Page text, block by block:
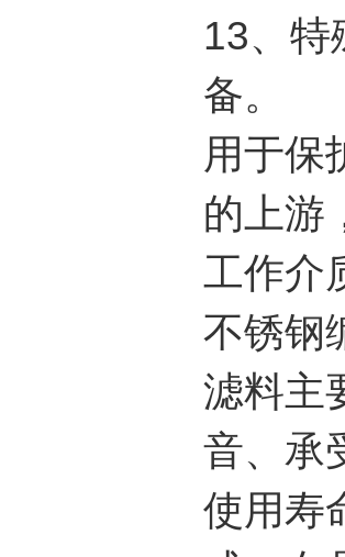
13、特
备。
用于保
的上游
工作介
不锈钢
滤料主
音、承
使用寿